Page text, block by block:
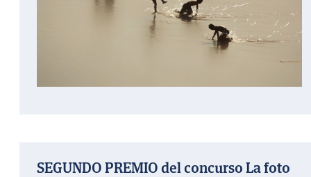
SEGUNDO PREMIO del concurso La foto